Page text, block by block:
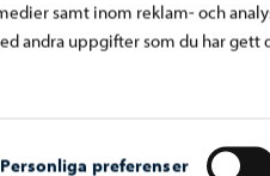
samt inom reklam- och
andra uppgifter som du har gett
Personliga preferenser